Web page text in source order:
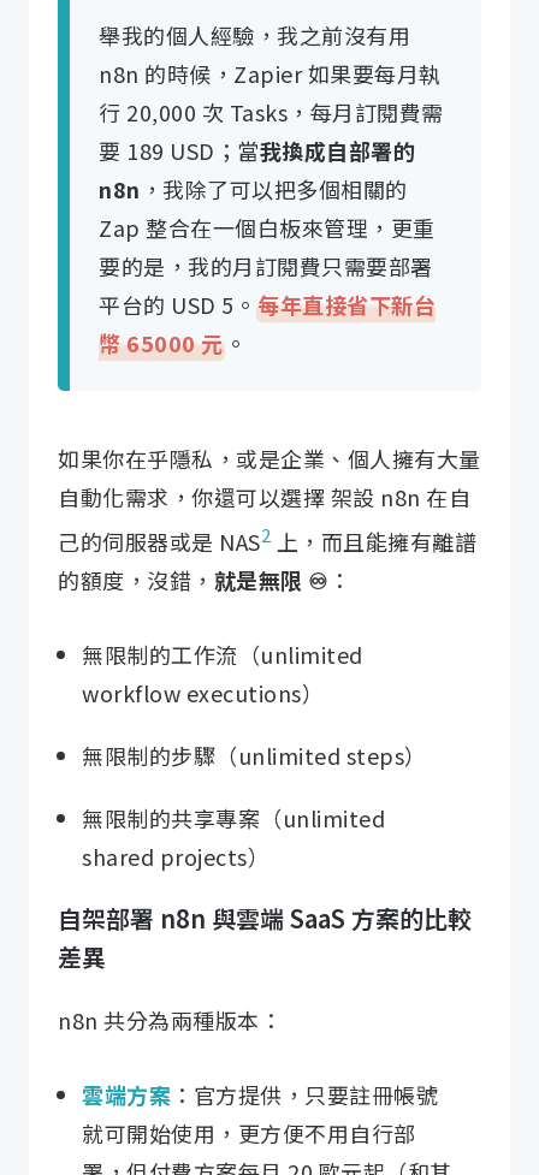
舉我的個人經驗，我之前沒有用
n8n 的時候，Zapier 如果要每月執
行 20,000 次 Tasks，每月訂閱費需
要 189 USD；當我換成自部署的
n8n ，我除了可以把多個相關的
Zap 整合在一個白板來管理，更重
要的是，我的月訂閱費只需要部署
平台的 USD 5。 每年直接省下新台
幣 65000 元。
如果你在乎隱私，或是企業、個人擁有大量
自動化需求，你還可以選擇 架設 n8n 在自
己的伺服器或是 NAS2
上，而且能擁有離譜
的額度，沒錯， 就是無限 ♾️ ：
無限制的工作流（unlimited
workflow executions）
無限制的步驟（unlimited steps）
無限制的共享專案（unlimited
shared projects）
自架部署 n8n 與雲端 SaaS 方案的比較
差異
n8n 共分為兩種版本：
雲端方案 ：官方提供，只要註冊帳號
就可開始使用，更方便不用自行部